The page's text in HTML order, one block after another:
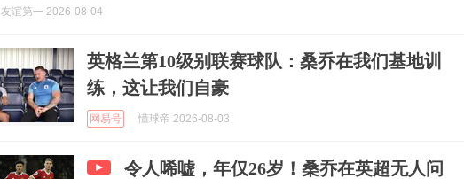
友谊第一 2026-08-04
英格兰第10级别联赛球队：桑乔在我们基地训
练，这让我们自豪
网易号 懂球帝 2026-08-03
令人唏嘘，年仅26岁！桑乔在英超无人问